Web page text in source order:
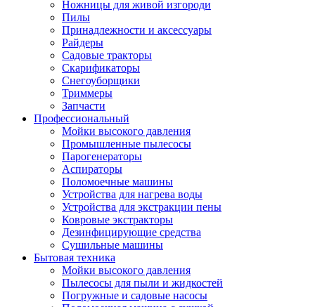
Ножницы для живой изгороди
Пилы
Принадлежности и аксессуары
Райдеры
Садовые тракторы
Скарификаторы
Снегоуборщики
Триммеры
Запчасти
Профессиональный
Мойки высокого давления
Промышленные пылесосы
Парогенераторы
Аспираторы
Поломоечные машины
Устройства для нагрева воды
Устройства для экстракции пены
Ковровые экстракторы
Дезинфицирующие средства
Сушильные машины
Бытовая техника
Мойки высокого давления
Пылесосы для пыли и жидкостей
Погружные и садовые насосы